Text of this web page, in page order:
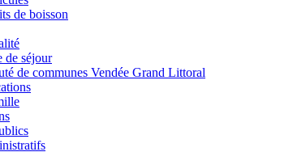
de boisson
de séjour
de communes Vendée Grand Littoral